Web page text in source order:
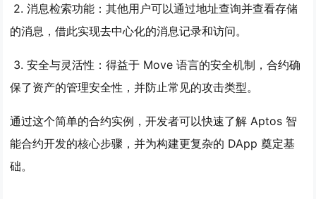
​ 2.消息检索功能 ：其他用户可以通过地址查询并查看存储
的消息，借此实现去中心化的消息记录和访问。
​ 3.安全与灵活性 ：得益于 Move 语言的安全机制，合约确
保了资产的管理安全性，并防止常见的攻击类型。
通过这个简单的合约实例，开发者可以快速了解 Aptos 智
能合约开发的核心步骤，并为构建更复杂的 DApp 奠定基
础。